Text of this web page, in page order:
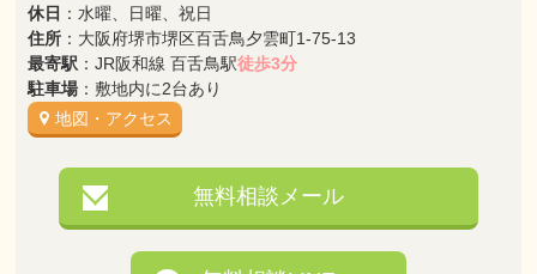
休日 ：水曜、日曜、祝日
住所 ：大阪府堺市堺区百舌鳥夕雲町1-75-13
最寄駅 ：JR阪和線 百舌鳥駅徒歩3分
駐車場 ：敷地内に2台あり
地図・アクセス
無料相談メール